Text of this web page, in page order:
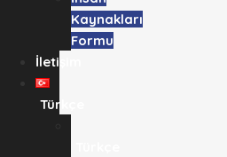
Kaynakları
Formu
İletişim
Türkçe